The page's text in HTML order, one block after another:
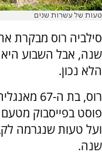
טעות של עשרות שנים
שנה, אבל השבוע
הלא נכון.
רוס, בת
פוסט בפייסבוק
שנה.